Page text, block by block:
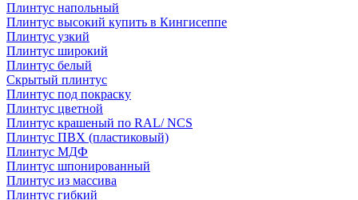
Плинтус напольный
Плинтус высокий купить в Кингисеппе
Плинтус узкий
Плинтус широкий
Плинтус белый
Скрытый плинтус
Плинтус под покраску
Плинтус цветной
Плинтус крашеный по RAL/ NCS
Плинтус ПВХ (пластиковый)
Плинтус МДФ
Плинтус шпонированный
Плинтус из массива
Плинтус гибкий